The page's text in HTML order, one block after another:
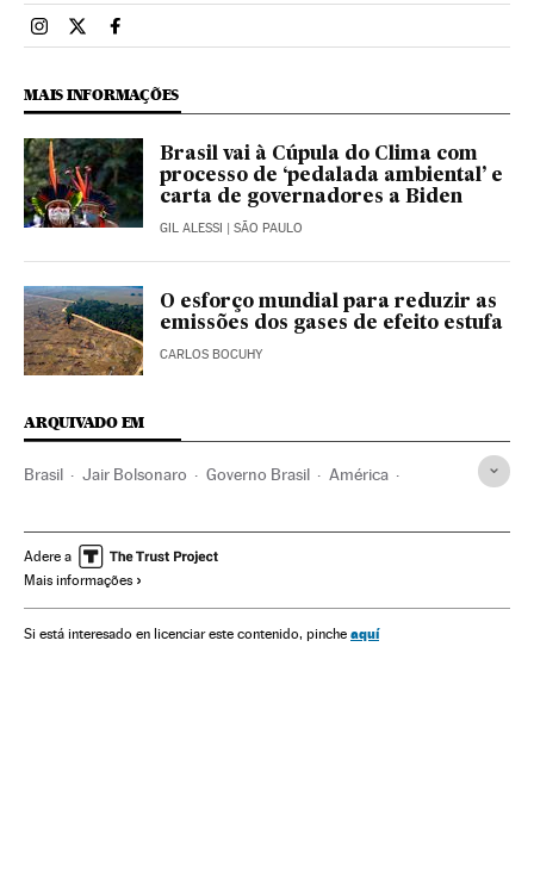
Brasil El País Brasil en Instagram
Brasil El País Brasil en Twitter
Brasil El País Brasil en Facebook
MAIS INFORMAÇÕES
Brasil vai à Cúpula do Clima com
processo de ‘pedalada ambiental’ e
carta de governadores a Biden
GIL ALESSI | SÃO PAULO
O esforço mundial para reduzir as
emissões dos gases de efeito estufa
CARLOS BOCUHY
ARQUIVADO EM
Brasil Jair Bolsonaro Governo Brasil América
Cúpula do clima Estados Unidos
Aquecimento global Amazônia Ricardo Salles
Adere a
Mais informações
Si está interesado en licenciar este contenido, pinche aquí